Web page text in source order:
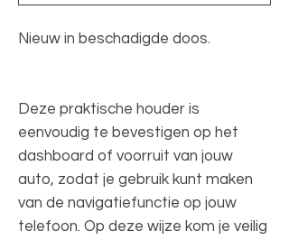
Nieuw in beschadigde doos.
Deze praktische houder is
eenvoudig te bevestigen op het
dashboard of voorruit van jouw
auto, zodat je gebruik kunt maken
van de navigatiefunctie op jouw
telefoon. Op deze wijze kom je veilig